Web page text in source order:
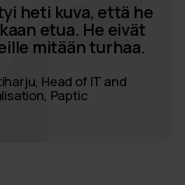
heti kuva, että he
etua. He eivät
mitään turhaa.
Head of IT and
Paptic